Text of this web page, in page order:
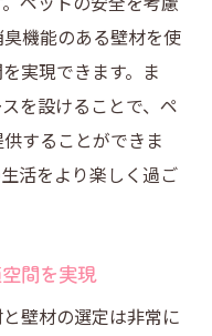
機能のある壁材を使
実現できます。ま
を設けることで、ペ
することができま
活をより楽しく過ご
間を実現
壁材の選定は非常に